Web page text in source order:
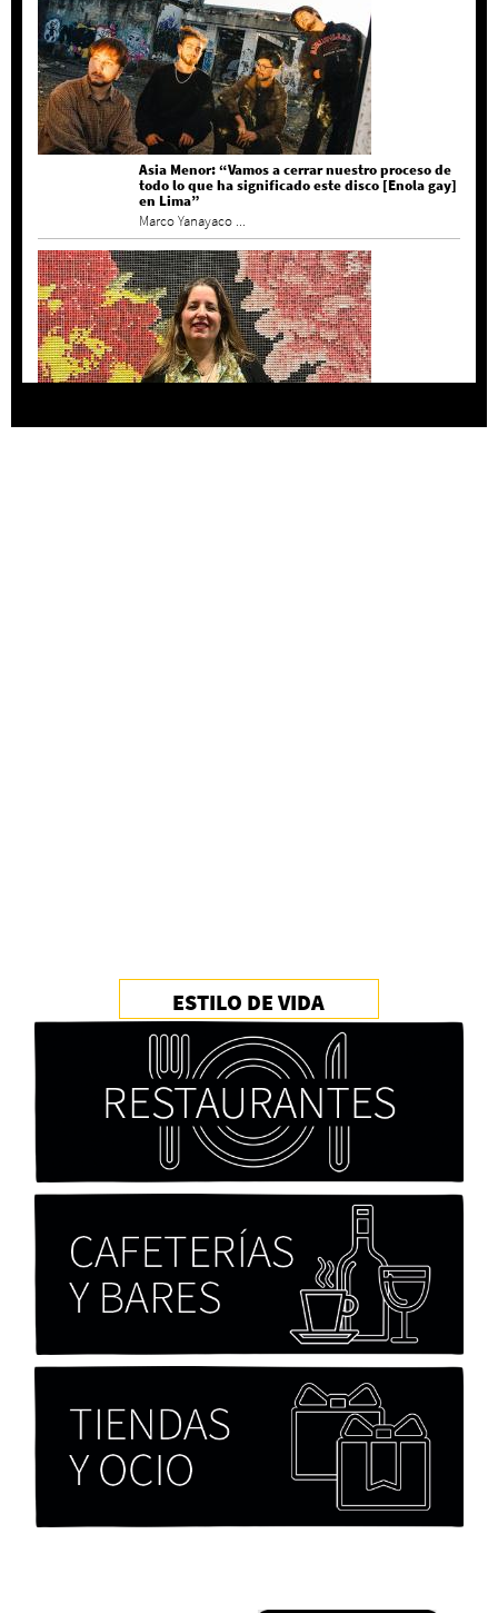
Asia Menor: “Vamos a cerrar nuestro proceso de
todo lo que ha significado este disco [Enola gay]
en Lima”
Marco Yanayaco ...
Cocaína Negra de Cristóbal Valenzuela Berríos
Paloma Pulisci
Chicas tristes de Fernanda Tovar
ESTILO DE VIDA